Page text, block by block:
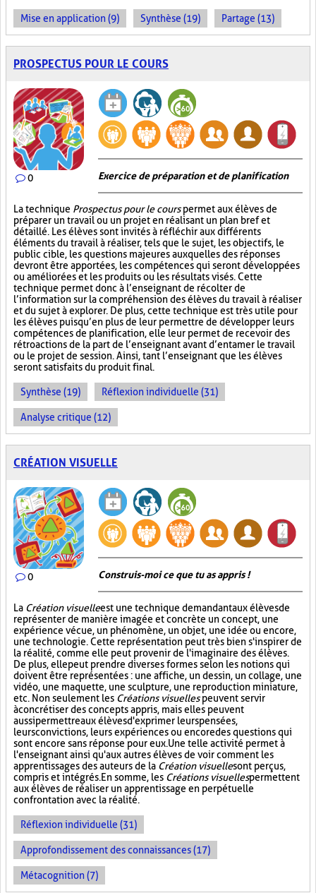
Mise en application (9) Synthèse (19) Partage (13)
PROSPECTUS POUR LE COURS
0 Exercice de préparation et de planification
La technique Prospectus pour le courspermet aux élèves de
préparer un travail ou un projet en réalisant un plan bref et
détaillé. Les élèves sont invités à réfléchir aux différents
éléments du travail à réaliser, tels que le sujet, les objectifs, le
public cible, les questions majeures auxquelles des réponses
devront être apportées, les compétences qui seront développées
ou améliorées et les produits ou les résultats visés. Cette
technique permet donc à l’enseignant de récolter de
l’information sur la compréhension des élèves du travail à réaliser
et du sujet à explorer. De plus, cette technique est très utile pour
les élèves puisqu’en plus de leur permettre de développer leurs
compétences de planification, elle leur permet de recevoir des
rétroactions de la part de l’enseignant avant d’entamer le travail
ou le projet de session. Ainsi, tant l’enseignant que les élèves
seront satisfaits du produit final.
Synthèse (19) Réflexion individuelle (31)
Analyse critique (12)
CRÉATION VISUELLE
0 Construis-moi ce que tu as appris !
La Création visuelleest une technique demandant aux élèves de
représenter de manière imagée et concrète un concept, une
expérience vécue, un phénomène, un objet, une idée ou encore,
une technologie. Cette représentation peut très bien s'inspirer de
la réalité, comme elle peut provenir de l'imaginaire des élèves.
De plus, elle peut prendre diverses formes selon les notions qui
doivent être représentées : une affiche, un dessin, un collage, une
vidéo, une maquette, une sculpture, une reproduction miniature,
etc. Non seulement les Créations visuellespeuvent servir
à concrétiser des concepts appris, mais elles peuvent
aussi permettre aux élèves d'exprimer leurs pensées,
leurs convictions, leurs expériences ou encore des questions qui
sont encore sans réponse pour eux. Une telle activité permet à
l'enseignant ainsi qu'aux autres élèves de voir comment les
apprentissages des auteurs de la Création visuellesont perçus,
compris et intégrés. En somme, les Créations visuellespermettent
aux élèves de réaliser un apprentissage en perpétuelle
confrontation avec la réalité.
Réflexion individuelle (31)
Approfondissement des connaissances (17)
Métacognition (7)